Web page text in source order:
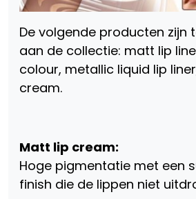
De volgende producten zijn
aan de collectie: matt lip
colour, metallic liquid lip
cream.
Matt lip cream:
Hoge pigmentatie met een
finish die de lippen niet